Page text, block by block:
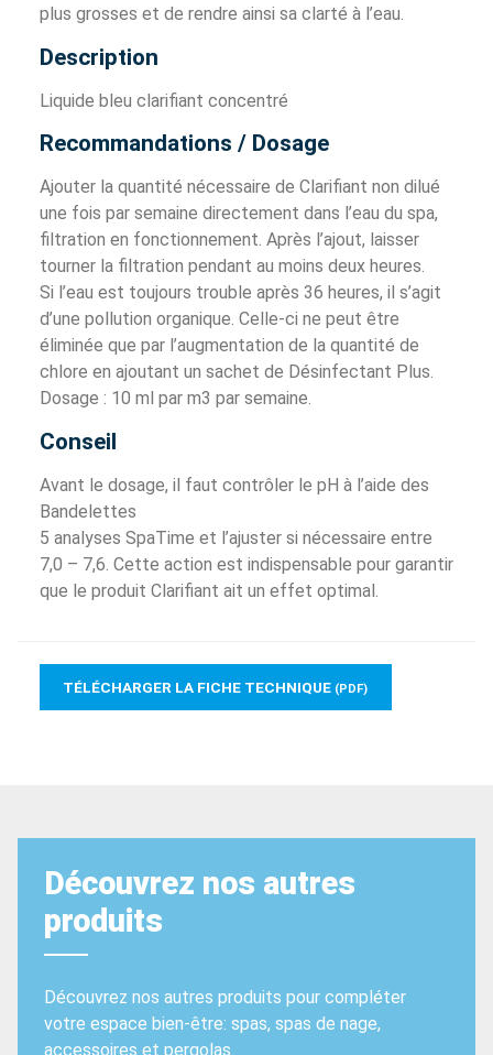
plus grosses et de rendre ainsi sa clarté à l’eau.
Description
Liquide bleu clarifiant concentré
Recommandations / Dosage
Ajouter la quantité nécessaire de Clarifiant non dilué
une fois par semaine directement dans l’eau du spa,
filtration en fonctionnement. Après l’ajout, laisser
tourner la filtration pendant au moins deux heures.
Si l’eau est toujours trouble après 36 heures, il s’agit
d’une pollution organique. Celle-ci ne peut être
éliminée que par l’augmentation de la quantité de
chlore en ajoutant un sachet de Désinfectant Plus.
Dosage : 10 ml par m3 par semaine.
Conseil
Avant le dosage, il faut contrôler le pH à l’aide des
Bandelettes
5 analyses SpaTime et l’ajuster si nécessaire entre
7,0 – 7,6. Cette action est indispensable pour garantir
que le produit Clarifiant ait un effet optimal.
TÉLÉCHARGER LA FICHE TECHNIQUE (PDF)
Découvrez nos autres
produits
Découvrez nos autres produits pour compléter
votre espace bien-être: spas, spas de nage,
accessoires et pergolas.